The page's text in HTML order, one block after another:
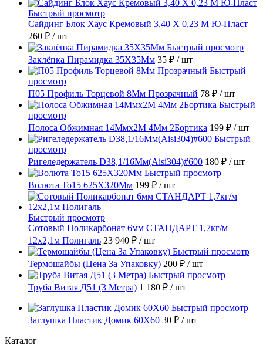
Быстрый просмотр
Сайдинг Блок Хаус Кремовый 3,40 Х 0,23 М Ю-Пласт
260 ₽ / шт
Быстрый просмотр
Заклёпка Пирамидка 35X35Мм 35 ₽ / шт
Быстрый
просмотр
П05 Профиль Торцевой 8Мм Прозрачный 78 ₽ / шт
Быстрый
просмотр
Полоса Обжимная 14Ммх2М 4Мм 2Бортика 199 ₽ / шт
Быстрый
просмотр
Ригеледержатель D38,1/16Мм(Aisi304)#600 180 ₽ / шт
Быстрый просмотр
Волюта То15 625X320Мм 199 ₽ / шт
Быстрый просмотр
Сотовый Поликарбонат 6мм СТАНДАРТ 1,7кг/м
12х2,1м Полигаль 23 940 ₽ / шт
Быстрый просмотр
Термошайбы (Цена За Упаковку) 200 ₽ / шт
Быстрый просмотр
Труба Витая Д51 (3 Метра) 1 180 ₽ / шт
Быстрый просмотр
Заглушка Пластик Домик 60X60 30 ₽ / шт
Каталог